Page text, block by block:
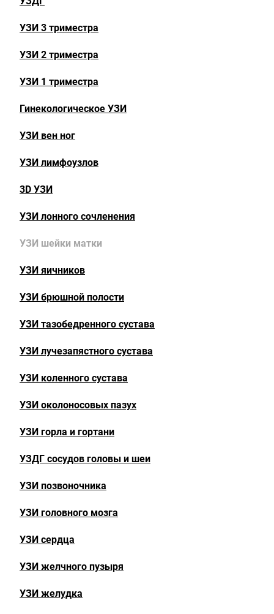
УЗИ 3 триместра
УЗИ 2 триместра
УЗИ 1 триместра
Гинекологическое УЗИ
УЗИ вен ног
УЗИ лимфоузлов
3D УЗИ
УЗИ лонного сочленения
УЗИ шейки матки
УЗИ яичников
УЗИ брюшной полости
УЗИ тазобедренного сустава
УЗИ лучезапястного сустава
УЗИ коленного сустава
УЗИ околоносовых пазух
УЗИ горла и гортани
УЗДГ сосудов головы и шеи
УЗИ позвоночника
УЗИ головного мозга
УЗИ сердца
УЗИ желчного пузыря
УЗИ желудка